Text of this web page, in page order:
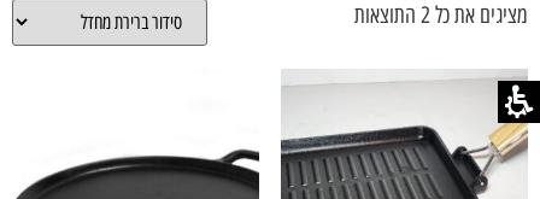
מציגים את כל ⁦2⁩ התוצאות